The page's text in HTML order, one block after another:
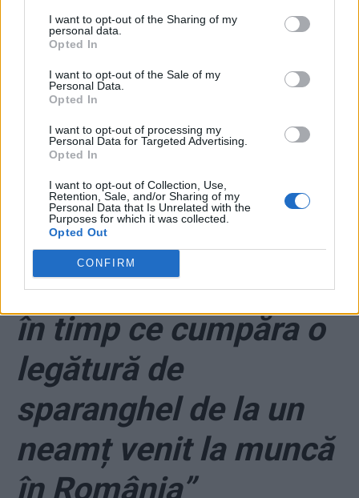
I want to opt-out of the Sharing of my
personal data.
Opted In
I want to opt-out of the Sale of my
Personal Data.
Opted In
I want to opt-out of processing my
Personal Data for Targeted Advertising.
Opted In
I want to opt-out of Collection, Use,
Retention, Sale, and/or Sharing of my
Personal Data that Is Unrelated with the
Purposes for which it was collected.
Opted Out
CONFIRM
Șeful CCR are legături
suspecte cu Rusia
Răspuns
batjocoritor al
preotului Sturzu la
întrebarea „de unde a
luat ÎPS Pimen
virusul?”. „Din piață,
în timp ce cumpăra o
legătură de
sparanghel de la un
neamț venit la muncă
în România”